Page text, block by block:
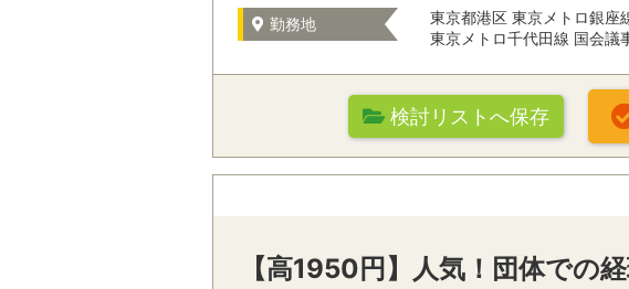
神奈川県
山梨県
勤務地
東京都港区 東京メトロ銀座
東京メトロ千代田線 国会議
検討リストへ保存
【高1950円】人気！団体で